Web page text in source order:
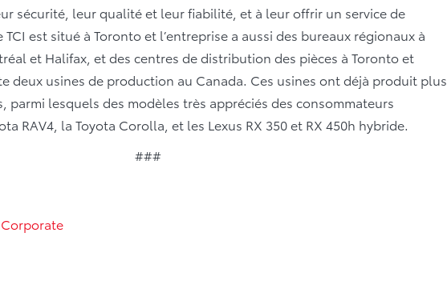
sécurité, leur qualité et leur fiabilité, et à leur offrir un service de
est situé à Toronto et l’entreprise a aussi des bureaux régionaux à
et Halifax, et des centres de distribution des pièces à Toronto et
deux usines de production au Canada. Ces usines ont déjà produit plus
parmi lesquels des modèles très appréciés des consommateurs
RAV4, la Toyota Corolla, et les Lexus RX 350 et RX 450h hybride.
###
Corporate